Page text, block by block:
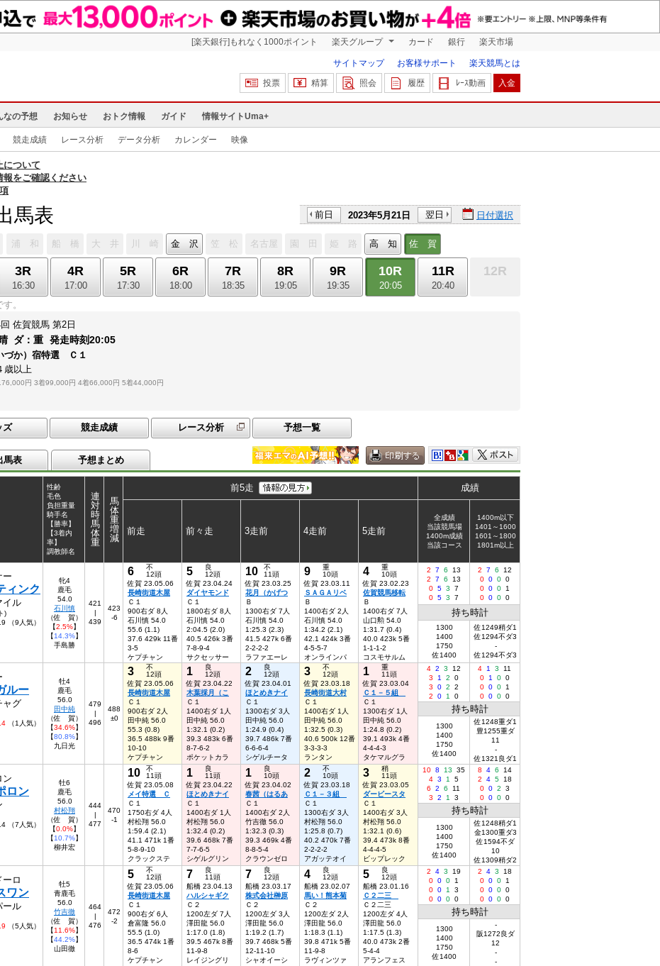
[楽天銀行]もれなく1000ポイント 楽天グループ カード 銀行 楽天市場
サイトマップ お客様サポート
楽天競馬とは
投票
精算 照会 履歴 ﾚｰｽ動画 入金
なの予想 お知らせ おトク情報 ガイド 情報サイトUma+
競走成績 レース分析 データ分析 カレンダー 映像
について
報をご確認ください
馬表 前日 2023年5月21日 翌日 日付選択
浦 和 船 橋 大 井 川 崎 金 沢 笠 松 名古屋 園 田 姫 路 高 知
佐 賀
3R
16:30
4R
17:00
5R
17:30
6R
18:00
7R
18:35
8R
19:05
9R
19:35
10R
20:05
11R
20:40
12R
。
佐賀競馬 第2日
ダ：重 発走時刻20:05
づか）宿特選 Ｃ１
以上
円 3着99,000円 4着66,000円 5着44,000円
ズ 競走成績 レース分析 予想一覧
馬表 予想まとめ
性齢
毛色
負担重量
騎手名
【勝率】
【3着内
率】
調教師名
連
対
時
馬
体
重
馬
体
重
増
減
前5走 成績
前走 前々走 3走前 4走前 5走前
全成績
当該競馬場
1400m成績
当該コース
1400m以下
1401～1600
1601～1800
1801m以上
ー
ィンク
イル
)
（9人気）
牝4
鹿毛
54.0
石川慎
（佐 賀）
【2.5%】
【14.3%】
手島勝
421
|
439
423
-6
6
不
12頭
佐賀 23.05.06
長崎街道木屋
Ｃ１
900右ダ 8人
石川慎 54.0
55.6 (1.1)
37.6 429k 11番
3-5
ケプチャン
5
良
12頭
佐賀 23.04.24
ダイヤモンド
Ｃ１
1800右ダ 8人
石川慎 54.0
2:04.5 (2.0)
40.5 426k 3番
7-8-9-4
サクセッサー
10
不
11頭
佐賀 23.03.25
花月（かげつ
Ｂ
1300右ダ 7人
石川慎 54.0
1:25.3 (2.3)
41.5 427k 6番
2-2-2-2
ラファエーレ
9
重
10頭
佐賀 23.03.11
ＳＡＧＡリベ
Ｂ
1400右ダ 2人
石川慎 54.0
1:34.2 (2.1)
42.1 424k 3番
4-5-5-7
オンラインパ
4
重
10頭
佐賀 23.02.23
佐賀競馬移転
Ｂ
1400右ダ 7人
山口勲 54.0
1:31.7 (0.4)
40.0 423k 5番
1-1-1-2
コスモサルム
2 7 6
13
2
7 6
13
0 5 3
7
0 5 3 7
2 7 6
12
0 0 0 0
0 0 0
1
0 0 0 0
持ち時計
1300
1400
1750
佐1400
佐1249稍ダ1
佐1294不ダ3
-
佐1294不ダ3
ルー
ャグ
（1人気）
牡4
鹿毛
56.0
田中純
（佐 賀）
【34.6%】
【80.8%】
九日光
479
|
496
488
±0
3
不
12頭
佐賀 23.05.06
長崎街道木屋
Ｃ１
900右ダ 2人
田中純 56.0
55.3 (0.8)
36.5 488k 9番
10-10
ケプチャン
1
良
12頭
佐賀 23.04.22
木葉採月（こ
Ｃ１
1400右ダ 1人
田中純 56.0
1:32.1 (0.2)
39.3 483k 6番
8-7-6-2
ポケットカラ
2
良
12頭
佐賀 23.04.01
ほとめきナイ
Ｃ１
1300右ダ 3人
田中純 56.0
1:24.9 (0.4)
39.7 486k 7番
6-6-6-4
シゲルチータ
3
不
12頭
佐賀 23.03.18
長崎街道大村
Ｃ１
1400右ダ 1人
田中純 56.0
1:32.5 (0.3)
40.6 500k 12番
3-3-3-3
ランタン
1
重
11頭
佐賀 23.03.04
Ｃ１－５組
Ｃ１
1300右ダ 1人
田中純 56.0
1:24.8 (0.2)
39.1 493k 4番
4-4-4-3
タケマルグラ
4 2 3
12
3
1 2
0
3
0 2
2
2
0 1 0
4 1 3
11
0
1 0 0
0 0 0
1
0 0 0 0
持ち時計
1300
1400
1750
佐1400
佐1248重ダ1
豊1255重ダ
11
-
佐1321良ダ1
ン
ロン
（7人気）
牡6
鹿毛
56.0
村松翔
（佐 賀）
【0.0%】
【10.7%】
柳井宏
444
|
477
470
-1
10
不
11頭
佐賀 23.05.08
メイ特選 Ｃ
Ｃ１
1750右ダ 4人
村松翔 56.0
1:59.4 (2.1)
41.1 471k 1番
5-8-9-10
クラックステ
1
良
11頭
佐賀 23.04.22
ほとめきナイ
Ｃ１
1400右ダ 1人
村松翔 56.0
1:32.4 (0.2)
39.6 468k 7番
7-7-6-5
シゲルグリン
1
良
10頭
佐賀 23.04.02
春茜（はるあ
Ｃ１
1400右ダ 2人
竹吉徹 56.0
1:32.3 (0.3)
39.3 469k 4番
8-8-5-4
クラウンゼロ
2
不
10頭
佐賀 23.03.18
Ｃ１－３組
Ｃ１
1300右ダ 3人
村松翔 56.0
1:25.8 (0.7)
40.2 470k 7番
2-2-2-2
アガッテオイ
3
稍
11頭
佐賀 23.03.05
ダービースタ
Ｃ１
1400右ダ 3人
村松翔 56.0
1:32.1 (0.6)
39.4 473k 8番
4-4-4-5
ビップレック
10 8 13
35
4 3 1
5
6
2 6
11
3
2 1 3
8 4 6
14
2
4 5
18
0 0 2
3
0 0 0 0
持ち時計
1300
1400
1750
佐1400
佐1248稍ダ1
金1300重ダ3
佐1594不ダ
10
佐1309稍ダ2
ーロ
ワン
ール
（5人気）
牡5
青鹿毛
56.0
竹吉徹
（佐 賀）
【11.6%】
【44.2%】
山田徹
464
|
476
472
-2
5
不
12頭
佐賀 23.05.06
長崎街道木屋
Ｃ１
900右ダ 6人
倉富隆 56.0
55.5 (1.0)
36.5 474k 1番
8-6
ケプチャン
7
良
11頭
船橋 23.04.13
ハルシャギク
Ｃ２
1200左ダ 7人
澤田龍 56.0
1:17.0 (1.8)
39.5 467k 8番
11-9-8
レイジングリ
7
良
12頭
船橋 23.03.17
株式会社榊原
Ｃ２
1200左ダ 3人
澤田龍 56.0
1:19.2 (1.7)
39.7 468k 5番
12-11-10
シャオイーシ
4
良
12頭
船橋 23.02.07
馬い！熊本菊
Ｃ２
1200左ダ 2人
澤田龍 56.0
1:18.3 (1.1)
39.8 471k 5番
11-9-8
ラヴィンツァ
5
良
12頭
船橋 23.01.16
Ｃ２二三
Ｃ２二三
1200左ダ 4人
澤田龍 56.0
1:17.5 (1.3)
40.0 473k 2番
5-4-4
アランフェス
2 4 3
19
0 0 0
1
0 0 1
3
0 0 0 0
2 4 3
18
0 0 0
1
0 0 0 0
0 0 0 0
持ち時計
1300
1400
1750
佐1400
-
阪1272良ダ
12
-
-